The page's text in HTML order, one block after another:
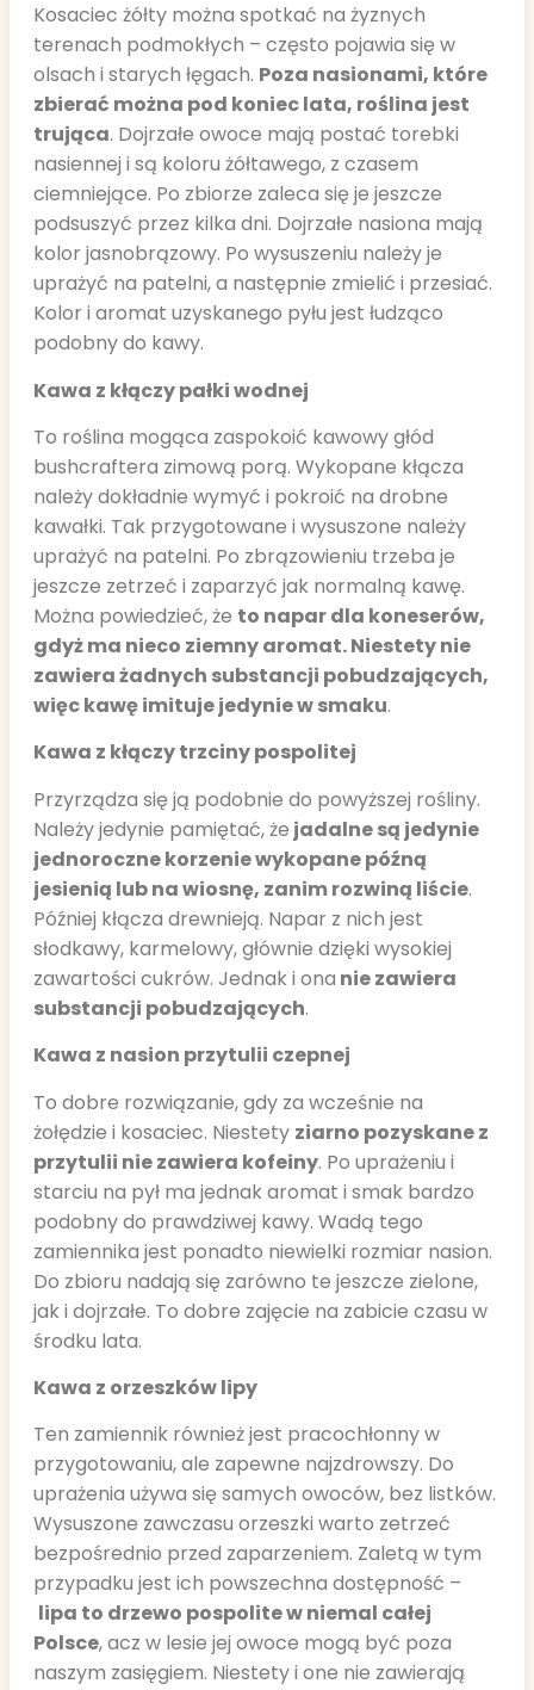
Kosaciec żółty można spotkać na żyznych
terenach podmokłych – często pojawia się w
olsach i starych łęgach. Poza nasionami, które
zbierać można pod koniec lata, roślina jest
trująca. Dojrzałe owoce mają postać torebki
nasiennej i są koloru żółtawego, z czasem
ciemniejące. Po zbiorze zaleca się je jeszcze
podsuszyć przez kilka dni. Dojrzałe nasiona mają
kolor jasnobrązowy. Po wysuszeniu należy je
uprażyć na patelni, a następnie zmielić i przesiać.
Kolor i aromat uzyskanego pyłu jest łudząco
podobny do kawy.
Kawa z kłączy pałki wodnej
To roślina mogąca zaspokoić kawowy głód
bushcraftera zimową porą. Wykopane kłącza
należy dokładnie wymyć i pokroić na drobne
kawałki. Tak przygotowane i wysuszone należy
uprażyć na patelni. Po zbrązowieniu trzeba je
jeszcze zetrzeć i zaparzyć jak normalną kawę.
Można powiedzieć, że to napar dla koneserów,
gdyż ma nieco ziemny aromat. Niestety nie
zawiera żadnych substancji pobudzających,
więc kawę imituje jedynie w smaku.
Kawa z kłączy trzciny pospolitej
Przyrządza się ją podobnie do powyższej rośliny.
Należy jedynie pamiętać, że jadalne są jedynie
jednoroczne korzenie wykopane późną
jesienią lub na wiosnę, zanim rozwiną liście.
Później kłącza drewnieją. Napar z nich jest
słodkawy, karmelowy, głównie dzięki wysokiej
zawartości cukrów. Jednak i ona nie zawiera
substancji pobudzających.
Kawa z nasion przytulii czepnej
To dobre rozwiązanie, gdy za wcześnie na
żołędzie i kosaciec. Niestety ziarno pozyskane z
przytulii nie zawiera kofeiny. Po uprażeniu i
starciu na pył ma jednak aromat i smak bardzo
podobny do prawdziwej kawy. Wadą tego
zamiennika jest ponadto niewielki rozmiar nasion.
Do zbioru nadają się zarówno te jeszcze zielone,
jak i dojrzałe. To dobre zajęcie na zabicie czasu w
środku lata.
Kawa z orzeszków lipy
Ten zamiennik również jest pracochłonny w
przygotowaniu, ale zapewne najzdrowszy. Do
uprażenia używa się samych owoców, bez listków.
Wysuszone zawczasu orzeszki warto zetrzeć
bezpośrednio przed zaparzeniem. Zaletą w tym
przypadku jest ich powszechna dostępność –
lipa to drzewo pospolite w niemal całej
Polsce, acz w lesie jej owoce mogą być poza
naszym zasięgiem. Niestety i one nie zawierają